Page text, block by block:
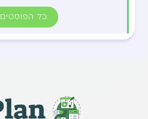
כל הפוסטים